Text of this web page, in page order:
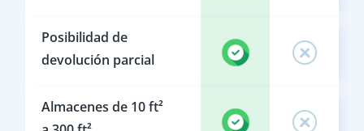
Posibilidad de
devolución parcial
Almacenes de 10 ft²